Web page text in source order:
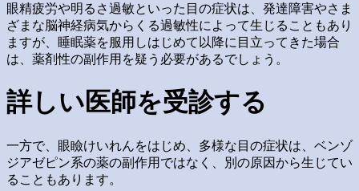
眼精疲労や明るさ過敏といった目の症状は、発達障害やさま
ざまな脳神経病気からくる過敏性によって生じることもあり
ますが、睡眠薬を服用しはじめて以降に目立ってきた場合
は、薬剤性の副作用を疑う必要があるでしょう。
詳しい医師を受診する
一方で、眼瞼けいれんをはじめ、多様な目の症状は、ベンゾ
ジアゼピン系の薬の副作用ではなく、別の原因から生じてい
ることもあります。